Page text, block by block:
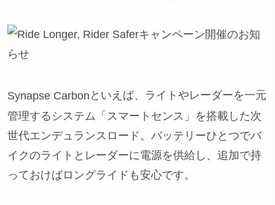
Synapse Carbon といえば、ライトやレーダーを一元
管理するシステム「スマートセンス」を搭載した次
世代エンデュランスロード。バッテリーひとつでバ
イクのライトとレーダーに電源を供給し、追加で持
っておけばロングライドも安心です。